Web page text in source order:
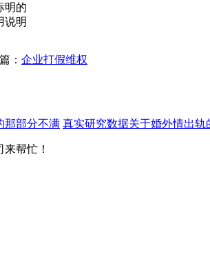
明的
说明
： 企业打假维权
那部分不满 真实研究数据关于婚外情出轨
帮忙！